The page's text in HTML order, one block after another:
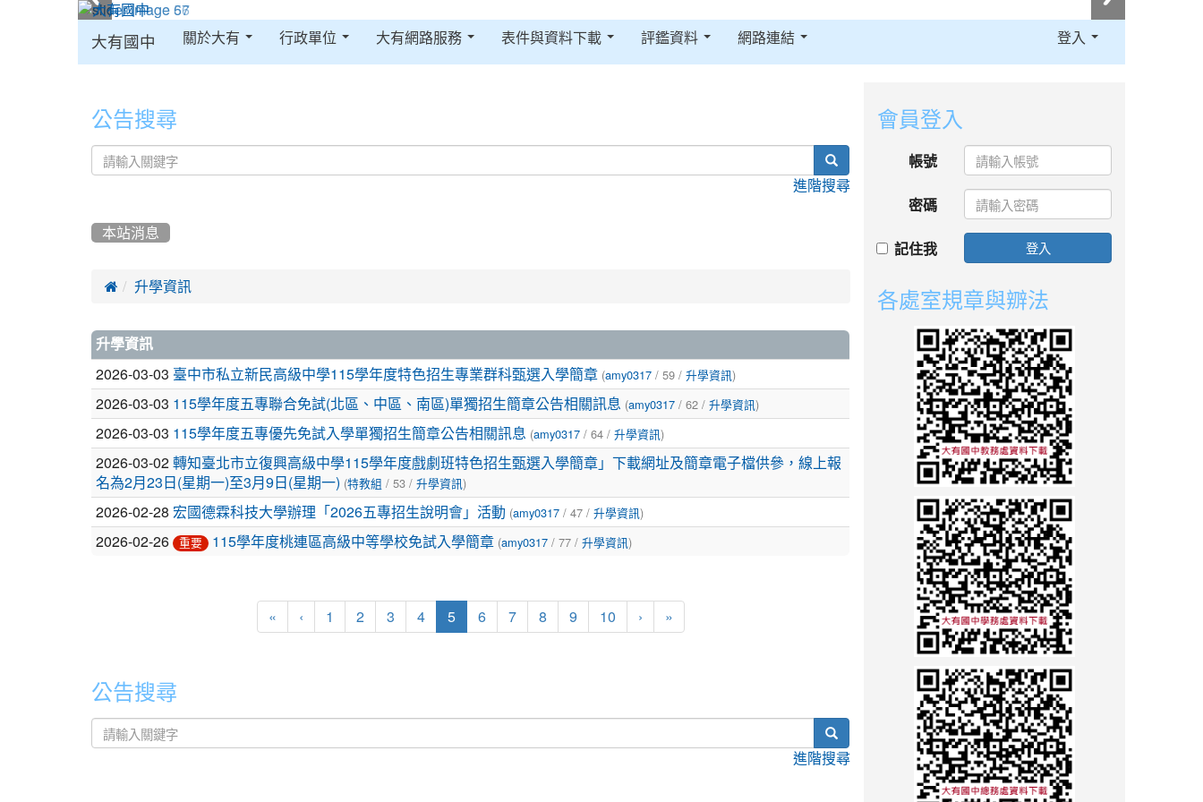
大有國中 關於大有 行政單位 大有網路服務 表件與資料下載 評鑑資料 網路連結 登入
公告搜尋
進階搜尋
本站消息
 升學資訊
文
章
列
表
升學資訊
2026-03-03 臺中市私立新民高級中學115學年度特色招生專業群科甄選入學簡章 (amy0317 / 59 / 升學資訊)
2026-03-03 115學年度五專聯合免試(北區、中區、南區)單獨招生簡章公告相關訊息 (amy0317 / 62 / 升學資訊)
2026-03-03 115學年度五專優先免試入學單獨招生簡章公告相關訊息 (amy0317 / 64 / 升學資訊)
2026-03-02 轉知臺北市立復興高級中學115學年度戲劇班特色招生甄選入學簡章」下載網址及簡章電子檔供參，線上報
名為2月23日(星期一)至3月9日(星期一) (特教組 / 53 / 升學資訊)
2026-02-28 宏國德霖科技大學辦理「2026五專招生說明會」活動 (amy0317 / 47 / 升學資訊)
2026-02-26 重要 115學年度桃連區高級中等學校免試入學簡章 (amy0317 / 77 / 升學資訊)
« ‹ 1 2 3 4 5(current)
6 7 8 9 10 › »
公告搜尋
進階搜尋
會員登入
帳號
密碼
記住我 登入
各處室規章與辧法